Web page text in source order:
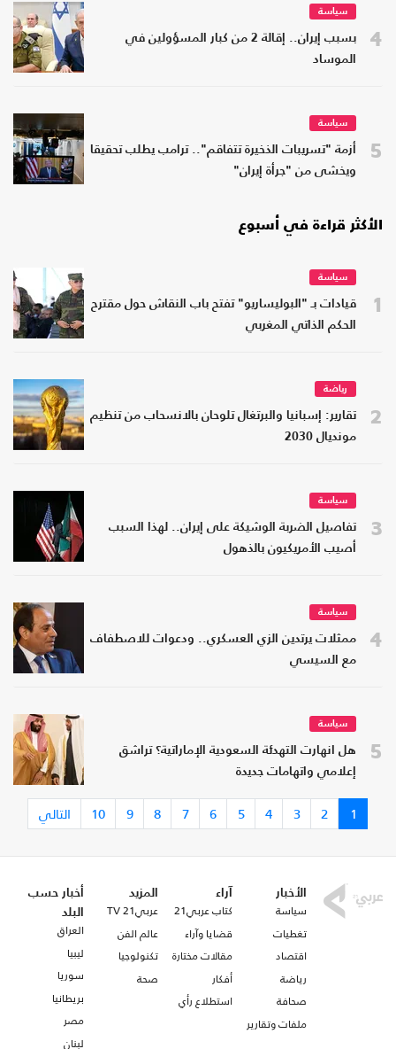
4
سياسة
بسبب إيران.. إقالة 2 من كبار المسؤولين في
الموساد
5
سياسة
أزمة "تسريبات الذخيرة تتفاقم".. ترامب يطلب تحقيقا
ويخشى من "جرأة إيران"
الأكثر قراءة في أسبوع
1
سياسة
قيادات بـ "البوليساريو" تفتح باب النقاش حول مقترح
الحكم الذاتي المغربي
2
رياضة
تقارير: إسبانيا والبرتغال تلوحان بالانسحاب من تنظيم
مونديال 2030
3
سياسة
تفاصيل الضربة الوشيكة على إيران.. لهذا السبب
أصيب الأمريكيون بالذهول
4
سياسة
ممثلات يرتدين الزي العسكري.. ودعوات للاصطفاف
مع السيسي
5
سياسة
هل انهارت التهدئة السعودية الإماراتية؟ تراشق
إعلامي واتهامات جديدة
1
2
3
4
5
6
7
8
9
10 التالي
الأخبار
سياسة
تغطيات
اقتصاد
رياضة
صحافة
ملفات وتقارير
آراء
كتاب عربي21
قضايا وآراء
مقالات مختارة
أفكار
استطلاع رأي
المزيد
عربي21 TV
عالم الفن
تكنولوجيا
صحة
أخبار حسب
البلد
العراق
ليبيا
سوريا
بريطانيا
مصر
لبنان